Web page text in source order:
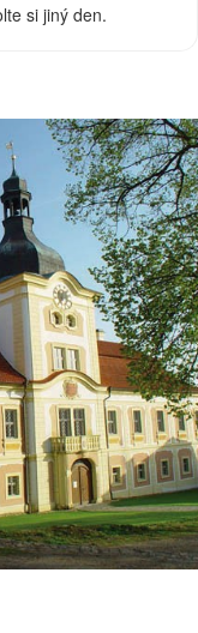
si jiný den.